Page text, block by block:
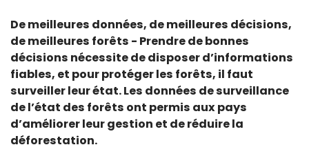
De meilleures données, de meilleures décisions,
de meilleures forêts - Prendre de bonnes
décisions nécessite de disposer d’informations
fiables, et pour protéger les forêts, il faut
surveiller leur état. Les données de surveillance
de l’état des forêts ont permis aux pays
d’améliorer leur gestion et de réduire la
déforestation.